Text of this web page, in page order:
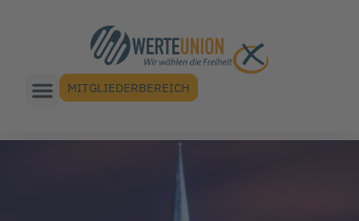
MITGLIEDERBEREICH